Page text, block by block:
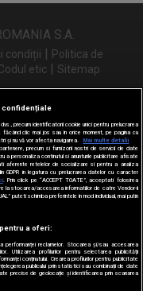
S.A.
condiții | Politica de
etic | Sitemap
pe
confidențiale
precum identificatorii cookie unici pentru prelucrarea
clic mai jos sau în orice moment, pe pagina cu
și nu vă vor afecta navigarea.
Mai multe detalii
precum si furnizorii nostri de servicii de date
a personaliza continutul si anunturile publicitare afisate
aferente retelelor de socializare si pentru a analiza
in legatura cu prelucrarea datelor cu caracter
. Prin click pe “ACCEPT TOATE”, acceptati folosirea
la stocarea/accesarea informatiilor de catre Vendor-ii
puteti schimba preferintele in mod individual, mai putin
a oferi:
performanței reclamelor. Stocarea și/sau accesarea
Utilizarea profilurilor pentru selectarea publicității
conținutului. Crearea profilurilor pentru publicitate
publicului prin statistici sau combinații de date
precise de geolocație și identificarea prin scanarea